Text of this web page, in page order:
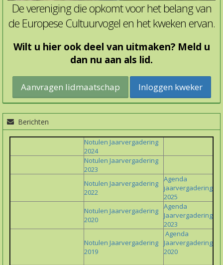
De vereniging die opkomt voor het belang van
de Europese Cultuurvogel en het kweken ervan.
Wilt u hier ook deel van uitmaken? Meld u
dan nu aan als lid.
Inloggen kweker
Berichten
Notulen Jaarvergadering
2024
Notulen Jaarvergadering
2023
Notulen Jaarvergadering
2022
Agenda
jaarvergadering
2025
Notulen Jaarvergadering
2020
Agenda
Jaarvergadering
2023
Notulen Jaarvergadering
2019
Agenda
Jaarvergadering
2020